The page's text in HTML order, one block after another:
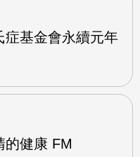
症基金會永續元年
的健康 FM